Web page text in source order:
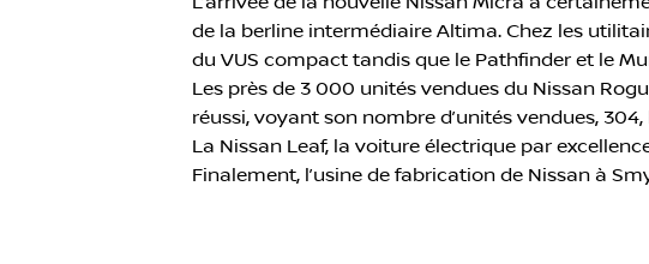
de la berline intermédiaire Altima. Chez les
du VUS compact tandis que le Pathfinder et le
Les près de 3 000 unités vendues du Nissan
réussi, voyant son nombre d’unités vendues,
La Nissan Leaf, la voiture électrique par
Finalement, l’usine de fabrication de Nissan à